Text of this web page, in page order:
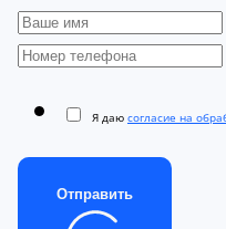
Я даю согласие на
Отправить